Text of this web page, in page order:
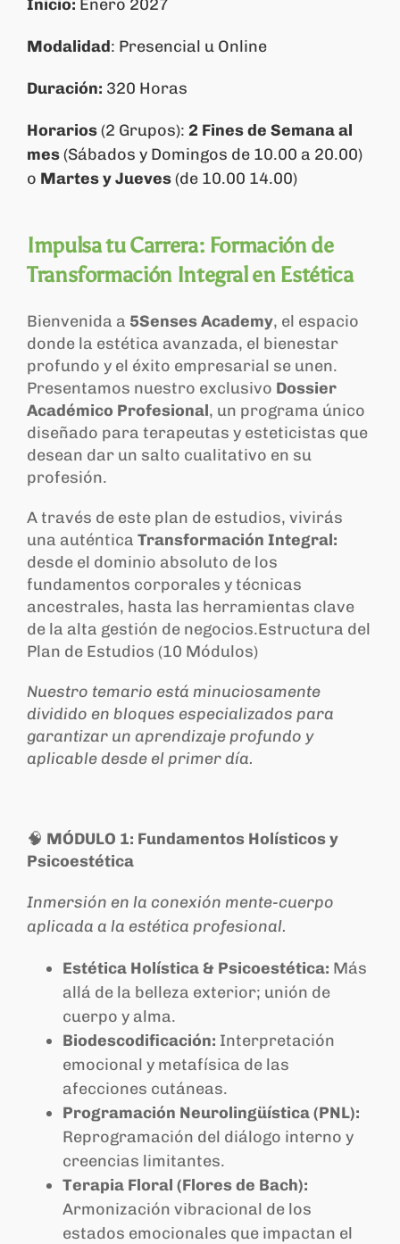
Carrito
Inicio: Enero 2027
Modalidad: Presencial u Online
Duración: 320 Horas
Horarios(2 Grupos): 2 Fines de Semana al
mes(Sábados y Domingos de 10.00 a 20.00)
o Martes y Jueves(de 10.00 14.00)
Impulsa tu Carrera: Formación de
Transformación Integral en Estética
Bienvenida a 5Senses Academy, el espacio
donde la estética avanzada, el bienestar
profundo y el éxito empresarial se unen.
Presentamos nuestro exclusivo Dossier
Académico Profesional, un programa único
diseñado para terapeutas y esteticistas que
desean dar un salto cualitativo en su
profesión.
A través de este plan de estudios, vivirás
una auténtica Transformación Integral:
desde el dominio absoluto de los
fundamentos corporales y técnicas
ancestrales, hasta las herramientas clave
de la alta gestión de negocios.Estructura del
Plan de Estudios (10 Módulos)
Nuestro temario está minuciosamente
dividido en bloques especializados para
garantizar un aprendizaje profundo y
aplicable desde el primer día.
🧠 MÓDULO 1: Fundamentos Holísticos y
Psicoestética
Inmersión en la conexión mente-cuerpo
aplicada a la estética profesional.
Estética Holística & Psicoestética: Más
allá de la belleza exterior; unión de
cuerpo y alma.
Biodescodificación: Interpretación
emocional y metafísica de las
afecciones cutáneas.
Programación Neurolingüística (PNL):
Reprogramación del diálogo interno y
creencias limitantes.
Terapia Floral (Flores de Bach):
Armonización vibracional de los
estados emocionales que impactan el